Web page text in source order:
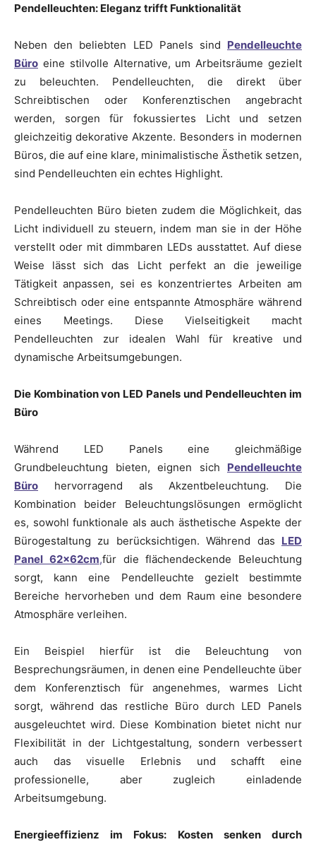
Pendelleuchten: Eleganz trifft Funktionalität
Neben den beliebten LED Panels sind Pendelleuchte
Büro eine stilvolle Alternative, um Arbeitsräume gezielt
zu beleuchten. Pendelleuchten, die direkt über
Schreibtischen oder Konferenztischen angebracht
werden, sorgen für fokussiertes Licht und setzen
gleichzeitig dekorative Akzente. Besonders in modernen
Büros, die auf eine klare, minimalistische Ästhetik setzen,
sind Pendelleuchten ein echtes Highlight.
Pendelleuchten Büro bieten zudem die Möglichkeit, das
Licht individuell zu steuern, indem man sie in der Höhe
verstellt oder mit dimmbaren LEDs ausstattet. Auf diese
Weise lässt sich das Licht perfekt an die jeweilige
Tätigkeit anpassen, sei es konzentriertes Arbeiten am
Schreibtisch oder eine entspannte Atmosphäre während
eines Meetings. Diese Vielseitigkeit macht
Pendelleuchten zur idealen Wahl für kreative und
dynamische Arbeitsumgebungen.
Die Kombination von LED Panels und Pendelleuchten im
Büro
Während LED Panels eine gleichmäßige
Grundbeleuchtung bieten, eignen sich Pendelleuchte
Büro hervorragend als Akzentbeleuchtung. Die
Kombination beider Beleuchtungslösungen ermöglicht
es, sowohl funktionale als auch ästhetische Aspekte der
Bürogestaltung zu berücksichtigen. Während das LED
Panel 62x62cm,für die flächendeckende Beleuchtung
sorgt, kann eine Pendelleuchte gezielt bestimmte
Bereiche hervorheben und dem Raum eine besondere
Atmosphäre verleihen.
Ein Beispiel hierfür ist die Beleuchtung von
Besprechungsräumen, in denen eine Pendelleuchte über
dem Konferenztisch für angenehmes, warmes Licht
sorgt, während das restliche Büro durch LED Panels
ausgeleuchtet wird. Diese Kombination bietet nicht nur
Flexibilität in der Lichtgestaltung, sondern verbessert
auch das visuelle Erlebnis und schafft eine
professionelle, aber zugleich einladende
Arbeitsumgebung.
Energieeffizienz im Fokus: Kosten senken durch